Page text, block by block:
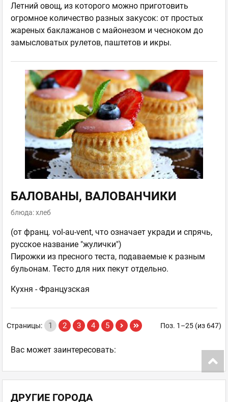
Летний овощ, из которого можно приготовить
огромное количество разных закусок: от простых
жареных баклажанов с майонезом и чесноком до
замысловатых рулетов, паштетов и икры.
БАЛОВАНЫ, ВАЛОВАНЧИКИ
блюда: хлеб
(от франц. vol-au-vent, что означает укради и спрячь,
русское название "жулички")
Пирожки из пресного теста, подаваемые к разным
бульонам. Тесто для них пекут отдельно.
Кухня -Французская
Поз. 1–25 (из 647)
Страницы: 1 2 3 4 5
Ваc может заинтересовать:
ДРУГИЕ ГОРОДА